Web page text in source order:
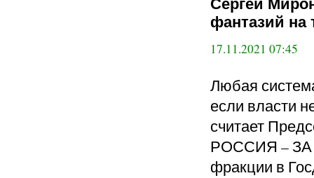
Сергей
фантазий на
17.11.2021 07:45
Любая
если власти
считает
РОССИЯ – ЗА
фракции в